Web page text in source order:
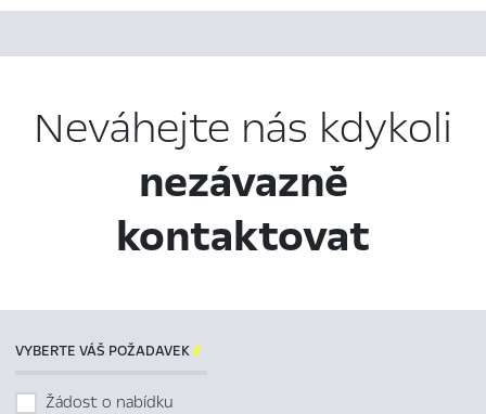
Neváhejte nás kdykoli
nezávazně
kontaktovat
VYBERTE VÁŠ POŽADAVEK
Žádost o nabídku